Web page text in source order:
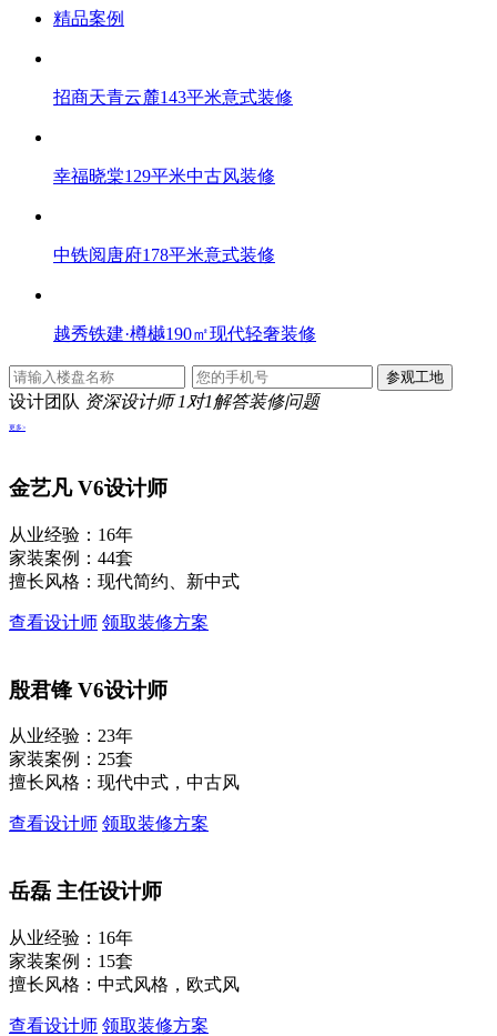
精品案例
招商天青云麓143平米意式装修
幸福晓棠129平米中古风装修
中铁阅唐府178平米意式装修
越秀铁建·樽樾190㎡现代轻奢装修
设计团队 资深设计师 1对1解答装修问题
更多>
金艺凡V6设计师
从业经验：16年
家装案例：44套
擅长风格：现代简约、新中式
查看设计师 领取装修方案
殷君锋 V6设计师
从业经验：23年
家装案例：25套
擅长风格：现代中式，中古风
查看设计师 领取装修方案
岳磊 主任设计师
从业经验：16年
家装案例：15套
擅长风格：中式风格，欧式风
查看设计师 领取装修方案